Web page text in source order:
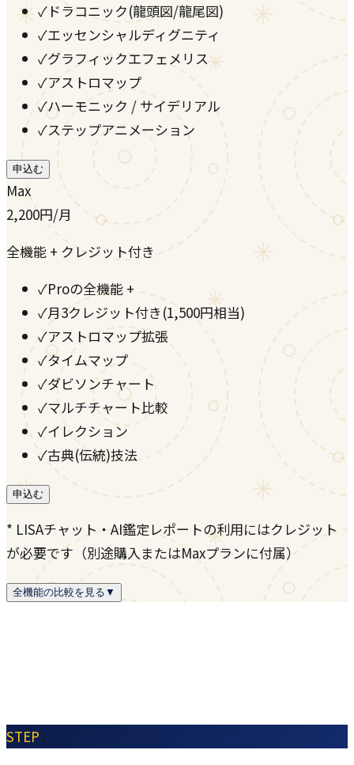
✓ ドラコニック(龍頭図/龍尾図)
✓エッセンシャルディグニティ
✓グラフィックエフェメリス
✓アストロマップ
✓ハーモニック / サイデリアル
✓ステップアニメーション
申込む
Max
2,200円/月
全機能 + クレジット付き
✓Proの全機能 +
✓月3クレジット付き(1,500円相当)
✓アストロマップ拡張
✓タイムマップ
✓ダビソンチャート
✓マルチチャート比較
✓イレクション
✓古典(伝統)技法
申込む
* LISAチャット・AI鑑定レポートの利用にはクレジット
が必要です（別途購入またはMaxプランに付属）
全機能の比較を見る ▼
STEP1